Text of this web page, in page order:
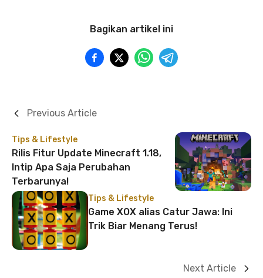
Bagikan artikel ini
Tips & Lifestyle
Rilis Fitur Update Minecraft 1.18,
Intip Apa Saja Perubahan
Terbarunya!
Previous Article
Tips & Lifestyle
Game XOX alias Catur Jawa: Ini
Trik Biar Menang Terus!
Next Article